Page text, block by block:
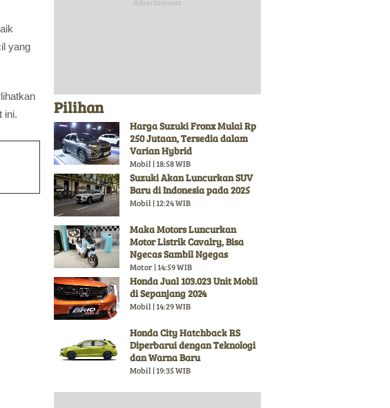
yang
ini. Pilihan
Harga Suzuki Fronx Mulai Rp
250 Jutaan, Tersedia dalam
Varian Hybrid
Mobil | 18:58 WIB
Suzuki Akan Luncurkan SUV
Baru di Indonesia pada 2025
Mobil | 12:24 WIB
Maka Motors Luncurkan
Motor Listrik Cavalry, Bisa
Ngecas Sambil Ngegas
Motor | 14:59 WIB
Honda Jual 103.023 Unit Mobil
di Sepanjang 2024
Mobil | 14:29 WIB
Honda City Hatchback RS
Diperbarui dengan Teknologi
dan Warna Baru
Mobil | 19:35 WIB